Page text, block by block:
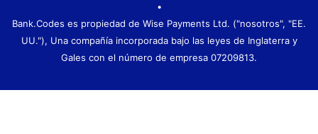
•
Bank.Codes es propiedad de Wise Payments Ltd. ("nosotros", "EE.
UU."), Una compañía incorporada bajo las leyes de Inglaterra y
Gales con el número de empresa 07209813.